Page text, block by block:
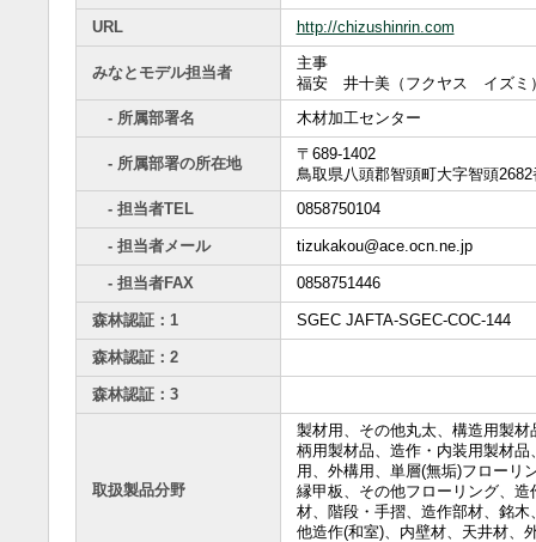
URL http://chizushinrin.com
みなとモデル担当者
主事
福安 井十美（フクヤス イズミ
- 所属部署名
木材加工センター
- 所属部署の所在地
〒689-1402
鳥取県八頭郡智頭町大字智頭2682
- 担当者TEL
0858750104
- 担当者メール tizukakou@ace.ocn.ne.jp
- 担当者FAX 0858751446
森林認証：1 SGEC JAFTA-SGEC-COC-144
森林認証：2
森林認証：3
取扱製品分野
製材用、その他丸太、構造用製材
柄用製材品、造作・内装用製材品
用、外構用、単層(無垢)フローリ
縁甲板、その他フローリング、造
材、階段・手摺、造作部材、銘木
他造作(和室)、内壁材、天井材、